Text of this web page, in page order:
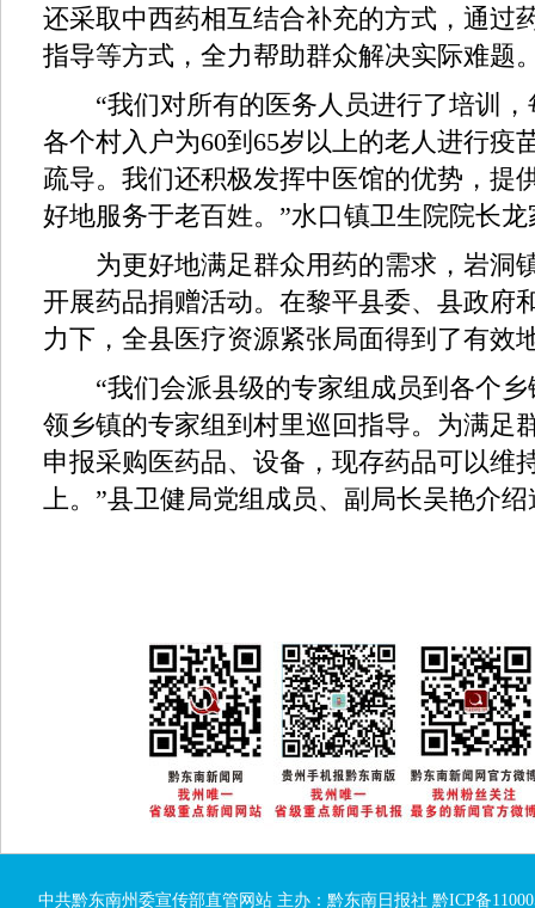
还采取中西药相互结合补充的方式，通过
指导等方式，全力帮助群众解决实际难题
“我们对所有的医务人员进行了培训，
各个村入户为60到65岁以上的老人进行疫
疏导。我们还积极发挥中医馆的优势，提
好地服务于老百姓。”水口镇卫生院院长
为更好地满足群众用药的需求，岩洞
开展药品捐赠活动。在黎平县委、县政府
力下，全县医疗资源紧张局面得到了有效
“我们会派县级的专家组成员到各个乡
领乡镇的专家组到村里巡回指导。为满足
申报采购医药品、设备，现存药品可以维
上。”县卫健局党组成员、副局长吴艳介绍
中共黔东南州委宣传部直管网站 主办：黔东南日报社 黔ICP备